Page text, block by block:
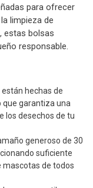
para ofrecer
limpieza de
estas bolsas
responsable.
hechas de
que garantiza una
los desechos de tu
generoso de 30
suficiente
mascotas de todos